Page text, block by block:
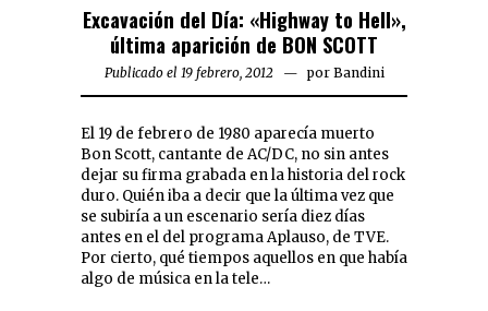
Excavación del Día: «Highway to Hell»,
última aparición de BON SCOTT
Publicado el 19 febrero, 2012 por Bandini
El 19 de febrero de 1980 aparecía muerto
Bon Scott, cantante de AC/DC, no sin antes
dejar su firma grabada en la historia del rock
duro. Quién iba a decir que la última vez que
se subiría a un escenario sería diez días
antes en el del programa Aplauso, de TVE.
Por cierto, qué tiempos aquellos en que había
algo de música en la tele…